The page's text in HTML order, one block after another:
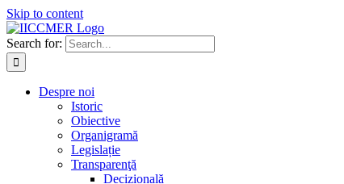
Skip to content
Search for:
Despre noi
Istoric
Obiective
Organigramă
Legislație
Transparenţă
Decizională